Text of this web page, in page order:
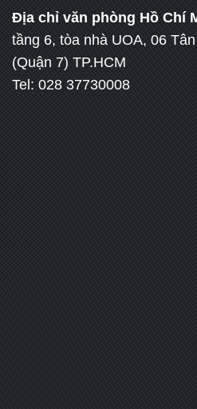
Địa chỉ văn phòng Hồ Chí
tầng 6, tòa nhà UOA, 06
(Quận 7) TP.HCM
Tel: 028 37730008